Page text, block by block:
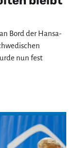
Bord der Hansa-
nun fest